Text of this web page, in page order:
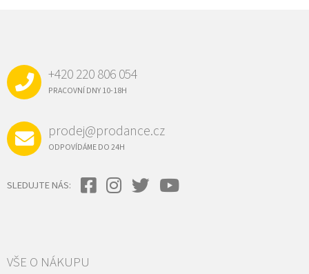
+420 220 806 054
PRACOVNÍ DNY 10-18H
prodej@prodance.cz
ODPOVÍDÁME DO 24H
SLEDUJTE NÁS:
VŠE O NÁKUPU